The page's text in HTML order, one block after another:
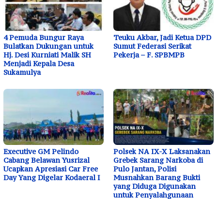
4 Pemuda Bungur Raya
Bulatkan Dukungan untuk
Hj. Desi Kurniati Malik SH
Menjadi Kepala Desa
Sukamulya
Teuku Akbar, Jadi Ketua DPD
Sumut Federasi Serikat
Pekerja – F. SPBMPB
Executive GM Pelindo
Cabang Belawan Yusrizal
Ucapkan Apresiasi Car Free
Day Yang Digelar Kodaeral I
Polsek NA IX-X Laksanakan
Grebek Sarang Narkoba di
Pulo Jantan, Polisi
Musnahkan Barang Bukti
yang Diduga Digunakan
untuk Penyalahgunaan